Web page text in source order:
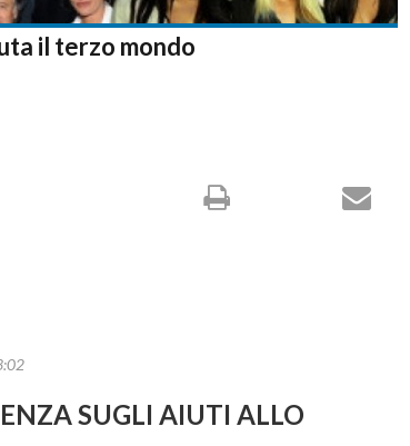
il terzo mondo
SUGLI AIUTI ALLO